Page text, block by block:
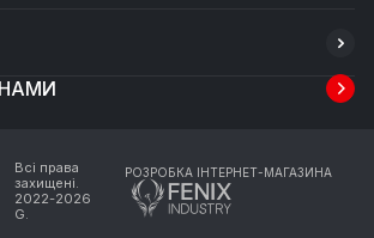
Всі права
захищені.
2022-2026
G.
РОЗРОБКА ІНТЕРНЕТ-МАГАЗИНА